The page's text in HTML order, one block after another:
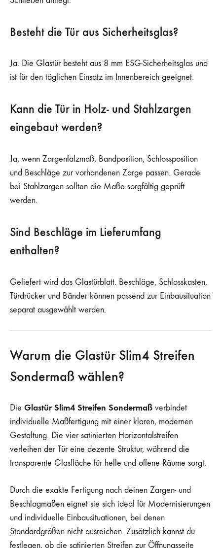
Besteht die Tür aus Sicherheitsglas?
Ja. Die Glastür besteht aus 8 mm ESG-Sicherheitsglas und
ist für den täglichen Einsatz im Innenbereich geeignet.
Kann die Tür in Holz- und Stahlzargen
eingebaut werden?
Ja, wenn Zargenfalzmaß, Bandposition, Schlossposition
und Beschläge zur vorhandenen Zarge passen. Gerade
bei Stahlzargen sollten die Maße sorgfältig geprüft
werden.
Sind Beschläge im Lieferumfang
enthalten?
Geliefert wird das Glastürblatt. Beschläge, Schlosskasten,
Türdrücker und Bänder können passend zur Einbausituation
separat ausgewählt werden.
Warum die Glastür Slim4 Streifen
Sondermaß wählen?
Die Glastür Slim4 Streifen Sondermaß verbindet
individuelle Maßfertigung mit einer klaren, modernen
Gestaltung. Die vier satinierten Horizontalstreifen
verleihen der Tür eine dezente Struktur, während die
transparente Glasfläche für helle und offene Räume sorgt.
Durch die exakte Fertigung nach deinen Zargen- und
Beschlagmaßen eignet sie sich ideal für Modernisierungen
und individuelle Einbausituationen, bei denen
Standardgrößen nicht ausreichen. Zusätzlich kannst du
festlegen, ob die satinierten Streifen zur Öffnungsseite